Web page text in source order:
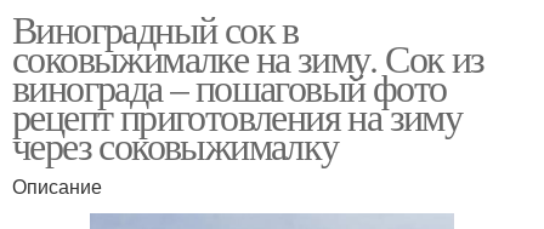
Виноградный сок в
соковыжималке на зиму. Сок из
винограда – пошаговый фото
рецепт приготовления на зиму
через соковыжималку
Описание